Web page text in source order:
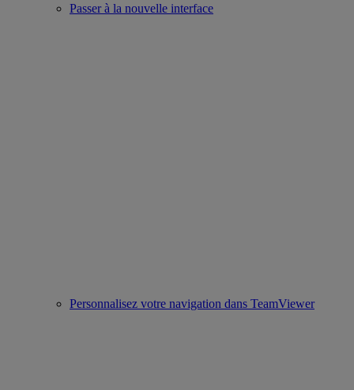
Passer à la nouvelle interface
Personnalisez votre navigation dans TeamViewer